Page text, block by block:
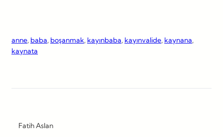
anne, baba, boşanmak, kayınbaba, kayınvalide, kaynana
kaynata
Fatih Aslan